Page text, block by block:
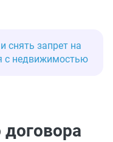
снять запрет на
с недвижимостью
договора